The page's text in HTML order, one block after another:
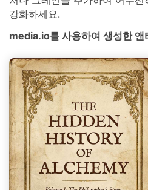
강화하세요.
media.io를 사용하여 생성한 앤